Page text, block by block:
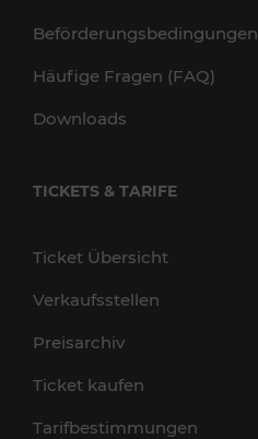
Beförderungsbedingungen
Häufige Fragen (FAQ)
Downloads
TICKETS & TARIFE
Ticket Übersicht
Verkaufsstellen
Preisarchiv
Ticket kaufen
Tarifbestimmungen